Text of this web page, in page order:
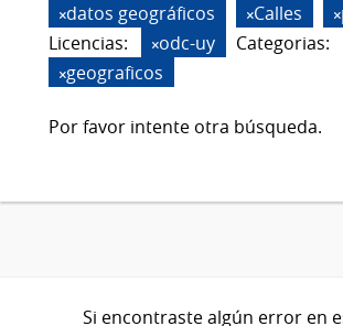
datos geográficos
Calles
Licencias:
odc-uy
Categorias:
geograficos
Por favor intente otra búsqueda.
Si encontraste algún error en